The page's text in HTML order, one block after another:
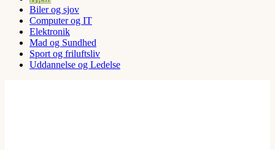
Biler og sjov
Computer og IT
Elektronik
Mad og Sundhed
Sport og friluftsliv
Uddannelse og Ledelse